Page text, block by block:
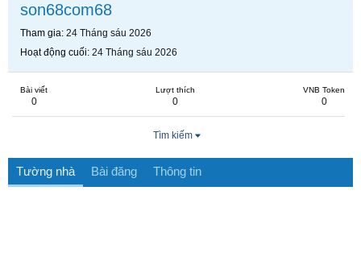
son68com68
Tham gia 24 Tháng sáu 2026
Hoạt động cuối 24 Tháng sáu 2026
Bài viết
0
Lượt thích
0
VNB Token
0
Tìm kiếm
Tường nhà Bài đăng Thông tin